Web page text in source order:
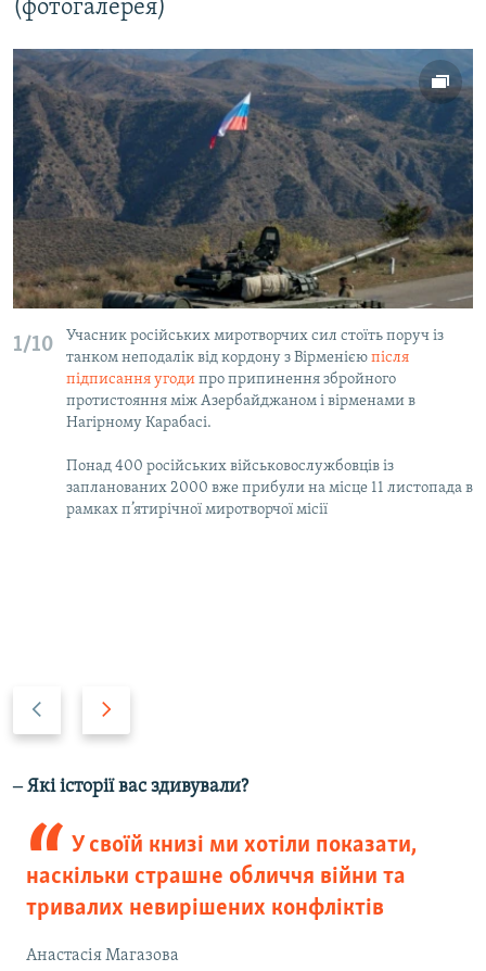
(фотогалерея)
1/10
Учасник російських миротворчих сил стоїть поруч із
танком неподалік від кордону з Вірменією після
підписання угоди про припинення збройного
протистояння між Азербайджаном і вірменами в
Нагірному Карабасі.
Понад 400 російських військовослужбовців із
запланованих 2000 вже прибули на місце 11 листопада в
рамках п’ятирічної миротворчої місії
t
l
d
e
‒ Які історії вас здивували?
У своїй книзі ми хотіли показати,
наскільки страшне обличчя війни та
тривалих невирішених конфліктів
Анастасія Магазова